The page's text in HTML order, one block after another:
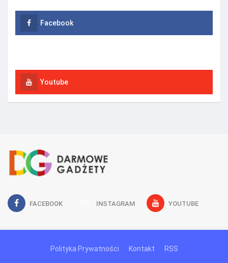
Facebook
Youtube
FACEBOOK INSTAGRAM YOUTUBE
Polityka Prywatności Kontakt RSS